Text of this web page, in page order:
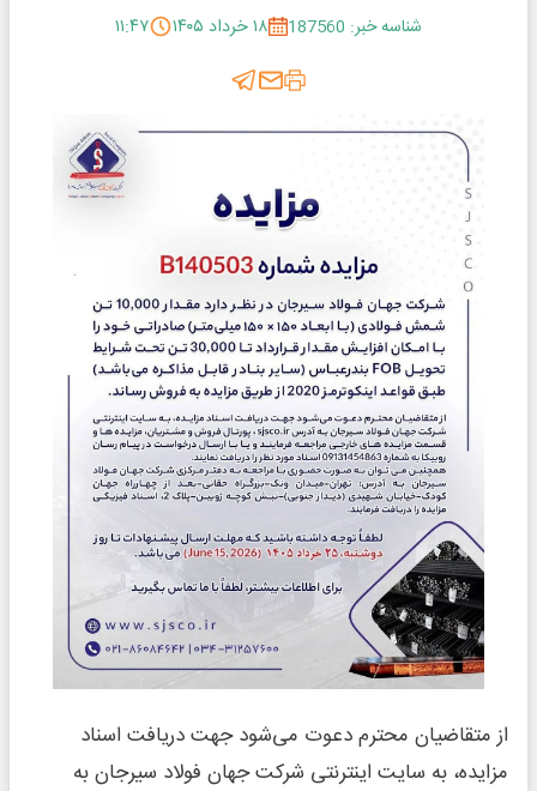
شناسه خبر: 187560
۱۸ خرداد ۱۴۰۵ ۱۱:۴۷
از متقاضیان محترم دعوت می‌شود جهت دریافت اسناد
مزایده، به سایت اینترنتی شرکت جهان فولاد سیرجان به